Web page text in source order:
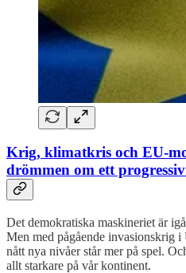
Krig, klimatkris och EU-
drömmen om ett
Det demokratiska maskineriet är
Men med pågående invasionskrig
nått nya nivåer står mer på spel.
allt starkare på vår kontinent.